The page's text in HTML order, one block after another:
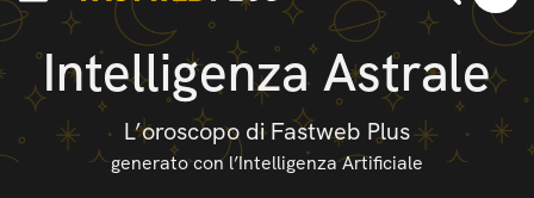
Intelligenza Astrale
L’oroscopo di Fastweb Plus
generato con l’Intelligenza Artificiale